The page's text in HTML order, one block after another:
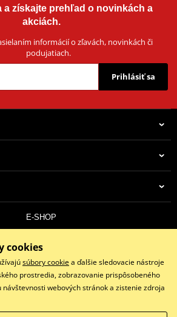
a získajte prehľad o novinkách a
akciách.
informácií o zľavách, novinkách či
podujatiach.
Prihlásiť sa
E-SHOP
8:30-17:00 | Nedeľa: ZATVORENÉ
cookies
súbory cookiea ďalšie sledovacie nástroje
prostredia, zobrazovanie prispôsobeného
webových stránok a zistenie zdroja